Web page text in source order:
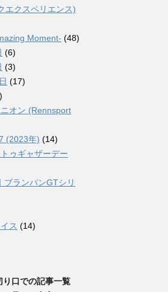
エクスペリエンス)
Moment- (48)
(6)
(3)
(17)
オン (Rennsport
(2023年) (14)
ゥギャザーデー
ランパンGTシリ
ス (14)
り口での記事一覧